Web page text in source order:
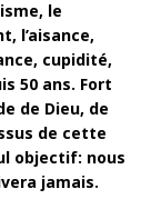
le
l’aisance,
cupidité,
50 ans. Fort
de Dieu, de
de cette
objectif: nous
jamais.